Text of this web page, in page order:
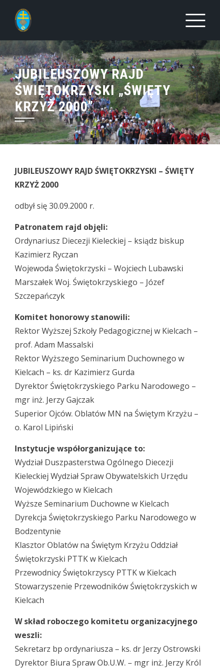
content
JUBILEUSZOWY RAJD
ŚWIĘTOKRZYSKI „ŚWIĘTY
KRZYŻ 2000”
JUBILEUSZOWY RAJD ŚWIĘTOKRZYSKI – ŚWIĘTY
KRZYŻ 2000
odbył się 30.09.2000 r.
Patronatem rajd objęli:
Ordynariusz Diecezji Kieleckiej – ksiądz biskup
Kazimierz Ryczan
Wojewoda Świętokrzyski – Wojciech Lubawski
Marszałek Woj. Świętokrzyskiego – Józef
Szczepańczyk
Komitet honorowy stanowili:
Rektor Wyższej Szkoły Pedagogicznej w Kielcach –
prof. Adam Massalski
Rektor Wyższego Seminarium Duchownego w
Kielcach – ks. dr Kazimierz Gurda
Dyrektor Świętokrzyskiego Parku Narodowego –
mgr inż. Jerzy Gajczak
Superior Ojców. Oblatów MN na Świętym Krzyżu –
o. Karol Lipiński
Instytucje współorganizujące to:
Wydział Duszpasterstwa Ogólnego Diecezji
Kieleckiej Wydział Spraw Obywatelskich Urzędu
Wojewódzkiego w Kielcach
Wyższe Seminarium Duchowne w Kielcach
Dyrekcja Świętokrzyskiego Parku Narodowego w
Bodzentynie
Klasztor Oblatów na Świętym Krzyżu Oddział
Świętokrzyski PTTK w Kielcach
Przewodnicy Świętokrzyscy PTTK w Kielcach
Stowarzyszenie Przewodników Świętokrzyskich w
Kielcach
W skład roboczego komitetu organizacyjnego
weszli:
Sekretarz bp ordynariusza – ks. dr Jerzy Ostrowski
Dyrektor Biura Spraw Ob.U.W. – mgr inż. Jerzy Król